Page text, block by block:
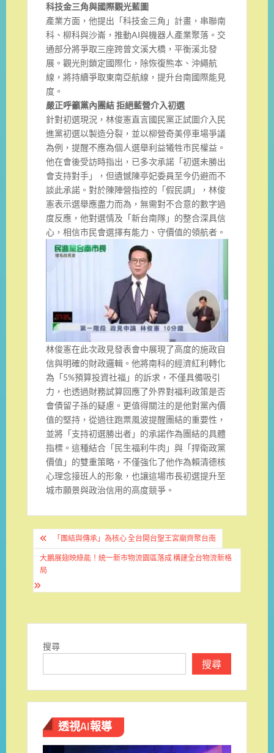
科技金三角與國際觀光藍圖
產業方面，他提出「科技金三角」計畫，串聯南
科、柳科與沙崙，推動AI與機器人產業聚落。交
通部分將爭取三座跨曾文溪大橋，平衡溪北發
展。觀光則鎖定國際化，除恢復熊本、沖繩航
線，將持續爭取東南亞航線，提升台南國際能見
度。
嚴正呼籲黨內團結 拒絕藍營介入初選
針對初選現況，林俊憲直言國民黨正試圖介入民
進黨初選以製造分裂，並以柳營奇美停車場爭議
為例，提醒不應為個人選舉利益犧牲市民權益。
他在會後受訪時指出，已多次承諾「初選未勝出
會支持對手」，但遺憾陳亭妃委員至今仍避而不
談此承諾。對於陳陣營指控的「假民調」，林俊
憲表示選舉應盡力而為，無需對不合意的數字過
度反應，他對選情及「新台南隊」的整合深具信
心，相信市民會選擇有能力、守價值的領航者。
林俊憲在此次政見發表會中展現了高度的施政自
信與明確的財政邏輯。他將南科的經濟紅利轉化
為「5%預算投資社福」的訴求，不僅具備吸引
力，也透過財務試算回應了外界對福利政策是否
會債留子孫的疑慮。更值得關注的是他對黨內價
值的堅持，從過往跑票風波提醒團結的重要性，
並將「支持初選勝出者」的承諾作為團結的具體
指標。這種結合「民生福利牛肉」與「捍衛政黨
價值」的雙重策略，不僅強化了他作為賴清德核
心理念接班人的形象，也讓這場市長初選提升至
城市願景與政治信用的高度競爭。
文
章
導
覽
「團結與傳承」為核心 全台開台聖王宮廟齊聚台南
大鵬展翅映綠能！統一新市物流園區落成 構建全台物流新格
局
搜尋
搜尋
透視AI報導